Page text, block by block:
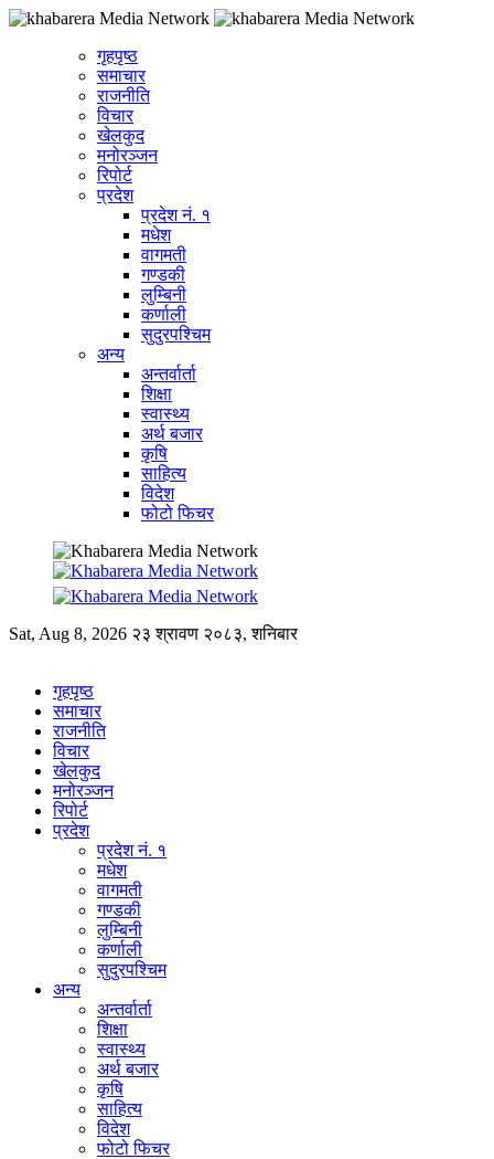
गृहपृष्ठ
समाचार
राजनीति
विचार
खेलकुद
मनोरञ्जन
रिपोर्ट
प्रदेश
प्रदेश नं. १
मधेश
वागमती
गण्डकी
लुम्बिनी
कर्णाली
सुदुरपश्चिम
अन्य
अन्तर्वार्ता
शिक्षा
स्वास्थ्य
अर्थ बजार
कृषि
साहित्य
विदेश
फोटो फिचर
Sat, Aug 8, 2026 २३ श्रावण २०८३, शनिबार
गृहपृष्ठ
समाचार
राजनीति
विचार
खेलकुद
मनोरञ्जन
रिपोर्ट
प्रदेश
प्रदेश नं. १
मधेश
वागमती
गण्डकी
लुम्बिनी
कर्णाली
सुदुरपश्चिम
अन्य
अन्तर्वार्ता
शिक्षा
स्वास्थ्य
अर्थ बजार
कृषि
साहित्य
विदेश
फोटो फिचर